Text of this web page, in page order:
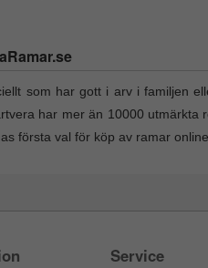
som har gott i arv i familjen
har mer än 10000
första val för köp av ramar online.
Service